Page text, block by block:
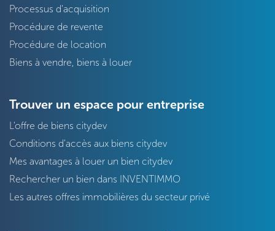
Processus d'acquisition
Procédure de revente
Procédure de location
Biens à vendre, biens à louer
Trouver un espace pour entreprise
L'offre de biens citydev
Conditions d'accès aux biens citydev
Mes avantages à louer un bien citydev
Rechercher un bien dans INVENTIMMO
Les autres offres immobilières du secteur privé